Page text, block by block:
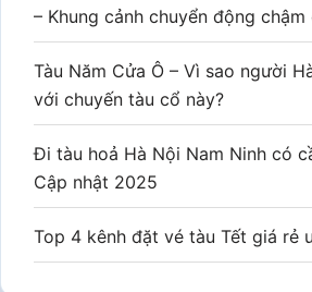
– Khung cảnh chuyển động
Tàu Năm Cửa Ô – Vì sao người
với chuyến tàu cổ này?
Đi tàu hoả Hà Nội Nam Ninh có
Cập nhật 2025
Top 4 kênh đặt vé tàu Tết giá rẻ